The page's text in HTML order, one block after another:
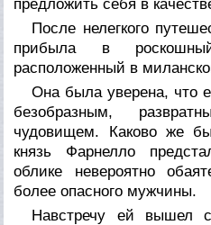
предложить себя в
После нелегкого
прибыла в
расположенный в
Она была уверена, что
безобразным,
чудовищем. Каково же
князь Фарнелло
облике невероятно
более опасного мужчины.
Навстречу ей вышел